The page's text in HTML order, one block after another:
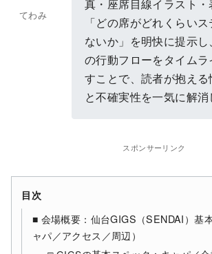
てわみ
真・座席目線イラスト
「どの席がどれくらい
ないか」を明快に提示し
の行動フローをタイム
すことで、読者が抱え
と不確実性を一気に解消
スポンサーリンク
目次
■ 会場概要：仙台GIGS（SENDAI）基
ャパ／アクセス／周辺）